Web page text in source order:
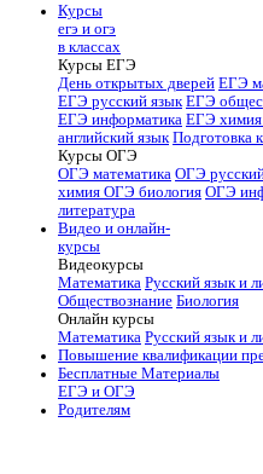
Курсы
егэ и огэ
в классах
Курсы ЕГЭ
День открытых дверей ЕГЭ
ЕГЭ русский язык ЕГЭ
ЕГЭ информатика ЕГЭ химия
английский язык Подготовка
Курсы ОГЭ
ОГЭ математика ОГЭ
химия ОГЭ биология ОГЭ
литература
Видео и онлайн-
курсы
Видеокурсы
Математика Русский язык и
Обществознание Биология
Онлайн курсы
Математика Русский язык и
Повышение квалификации
Бесплатные Материалы
ЕГЭ и ОГЭ
Родителям